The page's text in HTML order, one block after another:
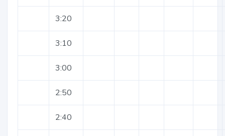
3:20
3:10
3:00
2:50
2:40